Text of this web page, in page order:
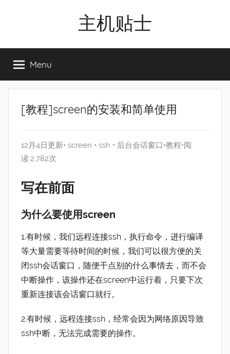
主机贴士
工|BandwagonHost
VPS|Vps|
主
Menu
[教程]screen的安装和简单使用
12月4日更新• screen • ssh • 后台会话窗口•教程•阅
读:2,782次
写在前面
为什么要使用screen
1.有时候，我们远程连接ssh，执行命令，进行编译
等大量需要等待时间的时候，我们可以很方便的关
闭ssh会话窗口，随便干点别的什么事情去，而不会
中断操作，该操作还在screen中运行着，只要下次
重新连接该会话窗口就行。
2.有时候，远程连接ssh，经常会因为网络原因导致
ssh中断，无法完成需要的操作。